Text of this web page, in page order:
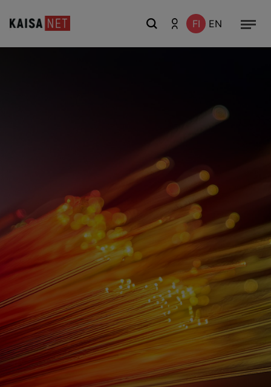
FI EN